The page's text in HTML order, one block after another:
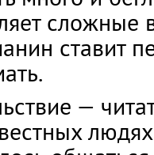
сложные
ставит
—